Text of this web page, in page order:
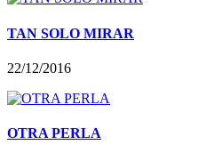
TAN SOLO MIRAR
22/12/2016
OTRA PERLA